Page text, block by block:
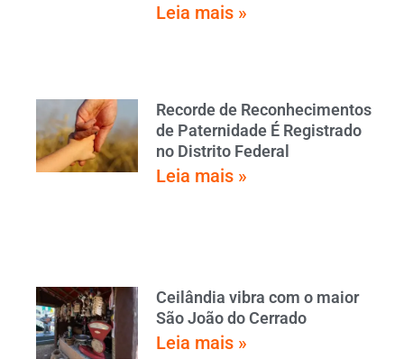
Leia mais »
Recorde de Reconhecimentos
de Paternidade É Registrado
no Distrito Federal
Leia mais »
Ceilândia vibra com o maior
São João do Cerrado
Leia mais »